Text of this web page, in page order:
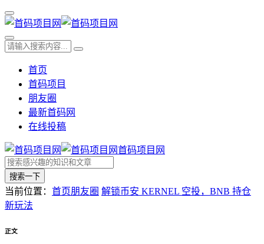
首页
首码项目
朋友圈
最新首码网
在线投稿
首码项目网
搜索一下
当前位置： 首页朋友圈 解锁币安 KERNEL 空投，BNB 持仓
新玩法
正文